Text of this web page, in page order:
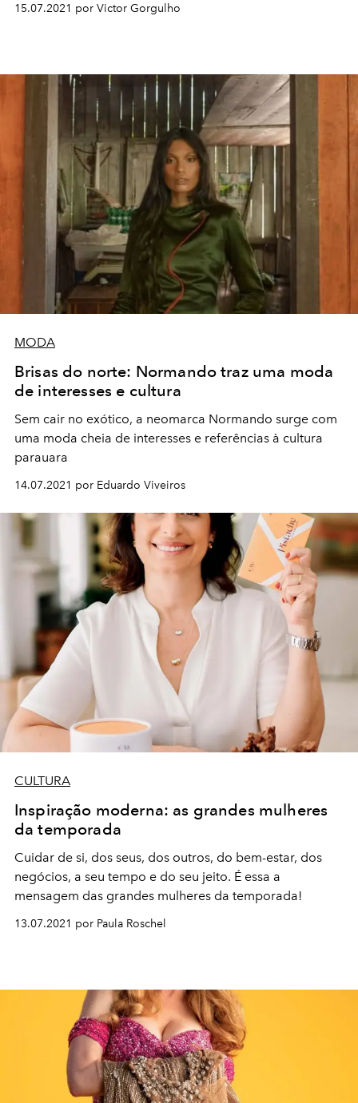
15.07.2021 por Victor Gorgulho
MODA
Brisas do norte: Normando traz uma moda
de interesses e cultura
Sem cair no exótico, a neomarca Normando surge com
uma moda cheia de interesses e referências à cultura
parauara
14.07.2021 por Eduardo Viveiros
CULTURA
Inspiração moderna: as grandes mulheres
da temporada
Cuidar de si, dos seus, dos outros, do bem-estar, dos
negócios, a seu tempo e do seu jeito. É essa a
mensagem das grandes mulheres da temporada!
13.07.2021 por Paula Roschel